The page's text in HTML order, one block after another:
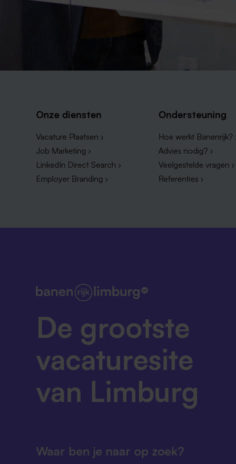
Onze diensten
Vacature Plaatsen ›
Job Marketing ›
LinkedIn Direct Search ›
Employer Branding ›
Ondersteuning
Hoe werkt Banenrijk?
Advies nodig? ›
Veelgestelde vragen ›
Referenties ›
De grootste
vacaturesite
van Limburg
Waar ben je naar op zoek?